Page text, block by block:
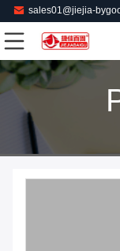
sales01@jiejia-